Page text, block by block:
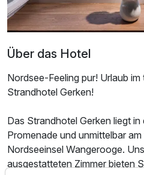
Einzelzimmer mit Balkon
1 Erwachsenen und 1 Kind
Ausstattung
Für 6 Tage
Einzelzimmer Seeseite
Über das Hotel
Nordsee-Feeling pur! Urlaub
Strandhotel Gerken!
Das Strandhotel Gerken liegt
Promenade und unmittelbar
Nordseeinsel Wangerooge.
ausgestatteten Zimmer bieten